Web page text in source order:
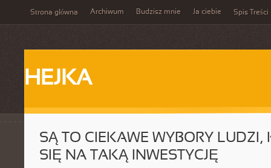
Strona główna Archiwum Budzisz mnie Ja ciebie Spis Treści
HEJKA
SĄ TO CIEKAWE WYBORY LUDZI,
SIĘ NA TAKĄ INWESTYCJĘ